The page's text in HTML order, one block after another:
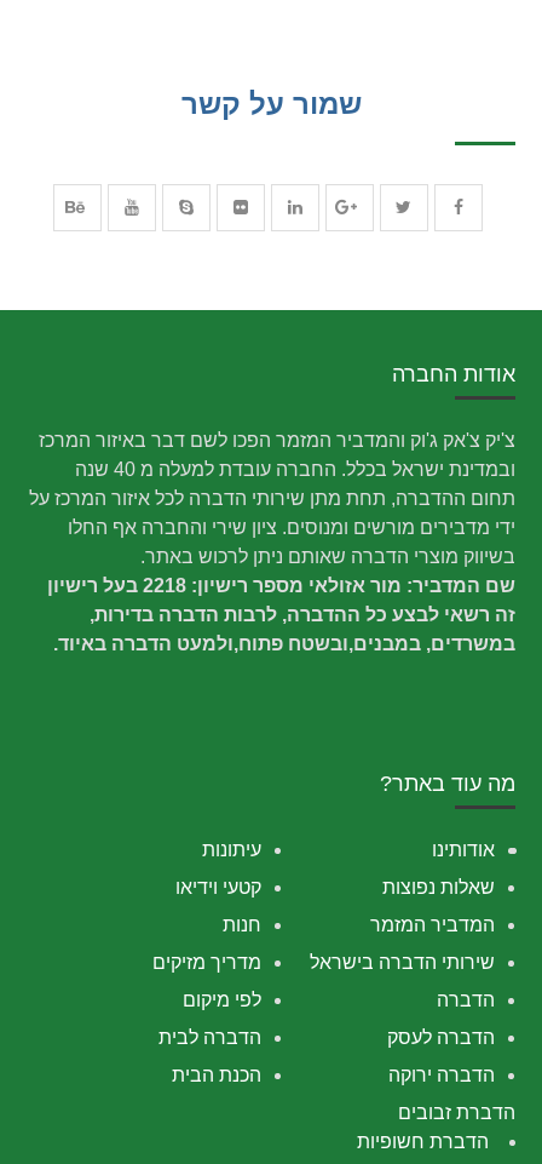
שמור על קשר
אודות החברה
צ'יק צ'אק ג'וק והמדביר המזמר הפכו לשם דבר באיזור המרכז
ובמדינת ישראל בכלל. החברה עובדת למעלה מ 40 שנה
תחום ההדברה, תחת מתן שירותי הדברה לכל איזור המרכז על
ידי מדבירים מורשים ומנוסים. ציון שירי והחברה אף החלו
בשיווק מוצרי הדברה שאותם ניתן לרכוש באתר.
שם המדביר: מור אזולאי מספר רישיון: 2218 בעל רישיון
זה רשאי לבצע כל ההדברה, לרבות הדברה בדירות,
במשרדים, במבנים,ובשטח פתוח,ולמעט הדברה באיוד.
מה עוד באתר?
עיתונות
אודותינו
קטעי וידיאו
שאלות נפוצות
חנות
המדביר המזמר
מדריך מזיקים
שירותי הדברה בישראל
לפי מיקום
הדברה
הדברה לבית
הדברה לעסק
הכנת הבית
הדברה ירוקה
הדברת זבובים
הדברת חשופיות